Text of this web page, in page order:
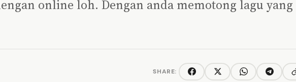
online loh. Dengan anda memotong lagu yang
SHARE: FacebookTwitter/XWhatsAppTelegram